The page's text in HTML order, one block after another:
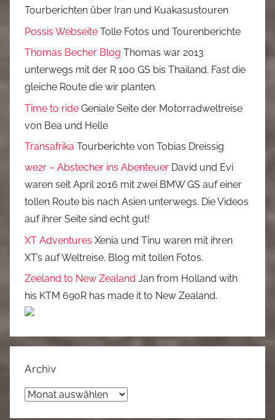
Tourberichten über Iran und Kuakasustouren
Possis Webseite Tolle Fotos und Tourenberichte
Thomas Becher Blog Thomas war 2013
unterwegs mit der R 100 GS bis Thailand. Fast die
gleiche Route die wir planten.
Time to ride Geniale Seite der Motorradweltreise
von Bea und Helle
Transafrika Tourberichte von Tobias Dreissig
we2r – Abstecher ins Abenteuer David und Evi
waren seit April 2016 mit zwei BMW GS auf einer
tollen Route bis nach Asien unterwegs. Die Videos
auf ihrer Seite sind echt gut!
XT Adventures Xenia und Tinu waren mit ihren
XT’s auf Weltreise. Blog mit tollen Fotos.
Zeeland to New Zealand Jan from Holland with
his KTM 690R has made it to New Zealand.
Archiv
Archiv